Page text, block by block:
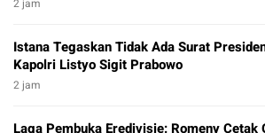
2 jam
Istana Tegaskan Tidak Ada Surat
Kapolri Listyo Sigit Prabowo
2 jam
Laga Pembuka Eredivisie: Romeny Cetak